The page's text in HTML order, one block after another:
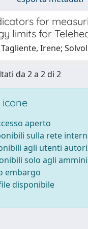
for
limits for
Irene;
da 2 a 2 di 2
aperto
sulla rete
agli utenti
solo agli
embargo
disponibile